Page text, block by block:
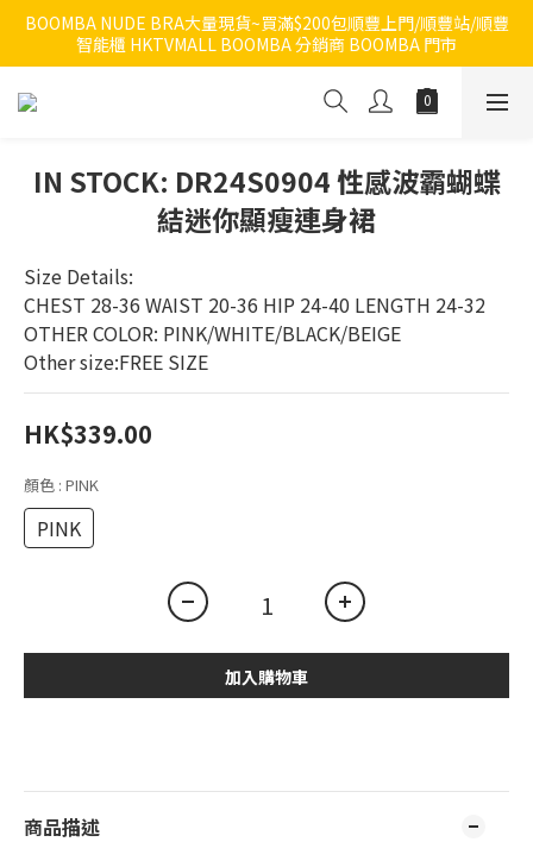
BOOMBA NUDE BRA大量現貨~買滿$200包順豐上門/順豐站/順豐
智能櫃 HKTVMALL BOOMBA 分銷商 BOOMBA 門市
IN STOCK: DR24S0904 性感波霸蝴蝶
結迷你顯瘦連身裙
Size Details:
CHEST 28-36 WAIST 20-36 HIP 24-40 LENGTH 24-32
OTHER COLOR: PINK/WHITE/BLACK/BEIGE
Other size:FREE SIZE
HK$339.00
顏色 : PINK
PINK
加入購物車
商品描述